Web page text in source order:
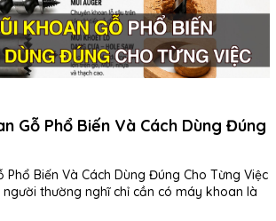
Gỗ Phổ Biến Và Cách Dùng Đúng
Phổ Biến Và Cách Dùng Đúng Cho Từng Việc
người thường nghĩ chỉ cần có máy khoan là